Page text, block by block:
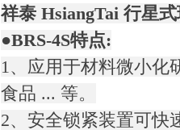
祥泰 HsiangTai 行星
●BRS-4S特点:
1、应用于材料微小化
食品 ... 等。
2、安全锁紧装置可快